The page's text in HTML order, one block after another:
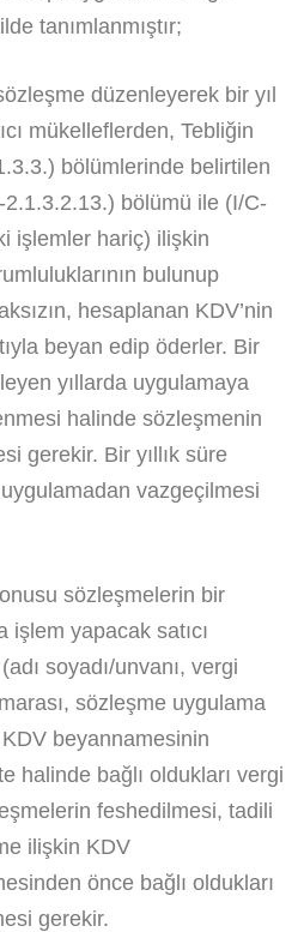
tanımlanmıştır;
düzenleyerek bir yıl
mükelleflerden, Tebliğin
bölümlerinde belirtilen
bölümü ile (I/C-
işlemler hariç) ilişkin
bulunup
hesaplanan KDV’nin
beyan edip öderler. Bir
yıllarda uygulamaya
halinde sözleşmenin
gerekir. Bir yıllık süre
vazgeçilmesi
sözleşmelerin bir
yapacak satıcı
soyadı/unvanı, vergi
sözleşme uygulama
beyannamesinin
halinde bağlı oldukları vergi
feshedilmesi, tadili
ilişkin KDV
önce bağlı oldukları
gerekir.